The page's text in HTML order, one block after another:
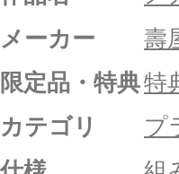
メーカー
壽
限定品・特典特
カテゴリ
プ